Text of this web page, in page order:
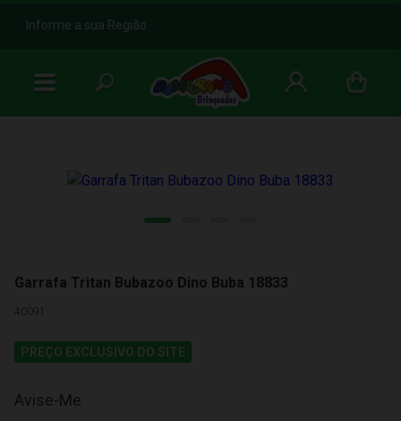
b
Informe a sua Região
Garrafa Tritan Bubazoo Dino Buba 18833
40091
PREÇO EXCLUSIVO DO SITE
Avise-Me